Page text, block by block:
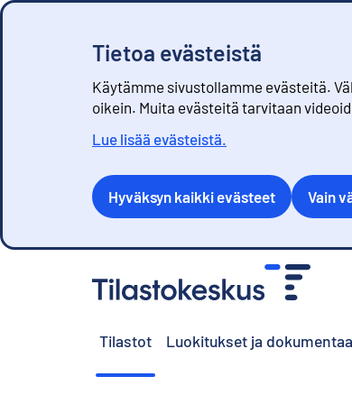
Tietoa evästeistä
Käytämme sivustollamme evästeitä.
oikein. Muita evästeitä tarvitaan
Lue lisää evästeistä.
Hyväksyn kaikki evästeet Vain
Tilastot Luokitukset ja